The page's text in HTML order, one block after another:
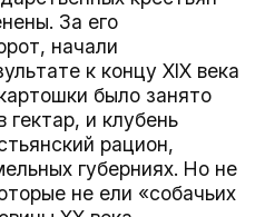
За его
начали
к концу XIX века
было занято
гектар, и клубень
рацион,
губерниях. Но не
не ели «собачьих